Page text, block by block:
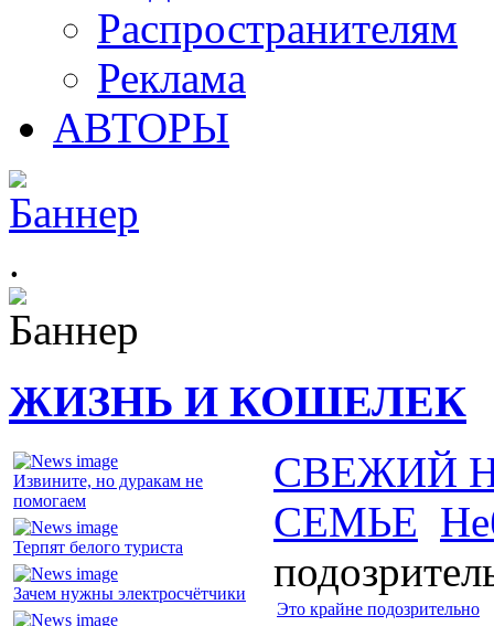
Распространителям
Реклама
АВТОРЫ
.
ЖИЗНЬ И КОШЕЛЕК
Извините, но дуракам не
помогаем
Терпят белого туриста
Зачем нужны электросчётчики
СВЕЖИЙ
СЕМЬЕ
Это крайне подозрительно